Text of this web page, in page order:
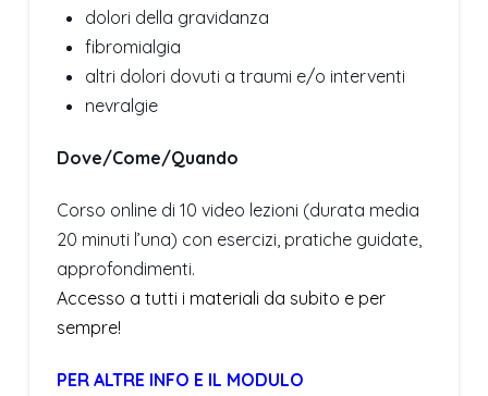
dolori della gravidanza
fibromialgia
altri dolori dovuti a traumi e/o interventi
nevralgie
Dove/Come/Quando
Corso online di 10 video lezioni (durata media
20 minuti l’una) con esercizi, pratiche guidate,
approfondimenti.
Accesso a tutti i materiali da subito e per
sempre!
PER ALTRE INFO E IL MODULO